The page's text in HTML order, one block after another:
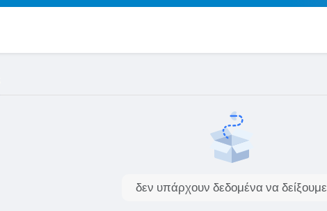
δεν υπάρχουν δεδομένα να δείξουμε